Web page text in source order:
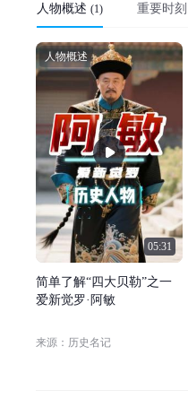
人物概述 (1) 重要时刻
05:31
人物概述
简单了解“四 大贝勒”之一
爱新觉罗· 阿敏
来源：历史名记